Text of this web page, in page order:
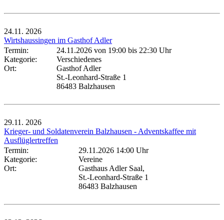
24.11. 2026
Wirtshaussingen im Gasthof Adler
Termin:
24.11.2026 von 19:00 bis 22:30 Uhr
Kategorie:
Verschiedenes
Ort:
Gasthof Adler
St.-Leonhard-Straße 1
86483 Balzhausen
29.11. 2026
Krieger- und Soldatenverein Balzhausen - Adventskaffee mit
Ausflüglertreffen
Termin:
29.11.2026 14:00 Uhr
Kategorie:
Vereine
Ort:
Gasthaus Adler Saal,
St.-Leonhard-Straße 1
86483 Balzhausen